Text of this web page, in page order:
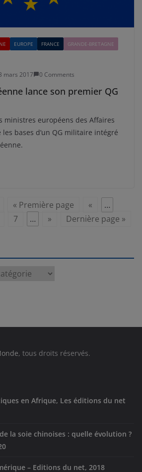
EUROPE FRANCE
GRANDE-BRETAGNE
mars 2017 0 Comments
lance son premier QG
ministres européens des Affaires
bases d’un QG militaire intégré
« Première page «
…
7 … » Dernière page »
, tous droits réservés.
en Afrique, Les éditions du net
la soie chinoises : quelle évolution ?
– Editions du net, 2018